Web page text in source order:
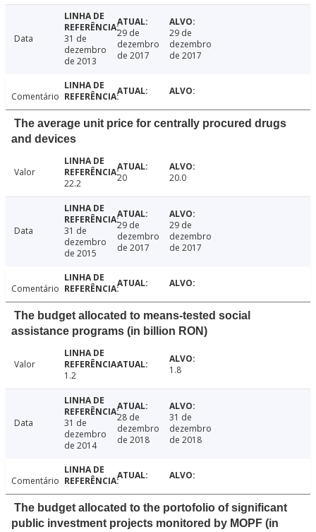
Data
31 de
dezembro
de 2013
29 de
dezembro
de 2017
29 de
dezembro
de 2017
Comentário
The average unit price for centrally procured drugs
and devices
Valor
22.2
20 20.0
Data
31 de
dezembro
de 2015
29 de
dezembro
de 2017
29 de
dezembro
de 2017
Comentário
The budget allocated to means-tested social
assistance programs (in billion RON)
Valor
1.2
1.8
Data
31 de
dezembro
de 2014
28 de
dezembro
de 2018
31 de
dezembro
de 2018
Comentário
The budget allocated to the portofolio of significant
public investment projects monitored by MOPF (in